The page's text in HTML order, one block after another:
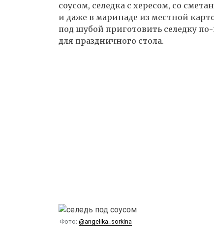
соусом, селедка с хересом, со
и даже в маринаде из местной
под шубой приготовить селедку
для праздничного стола.
Фото: @angelika_sorkina